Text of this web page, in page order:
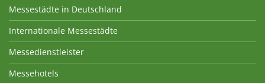
Messestädte in Deutschland
Internationale Messestädte
Messedienstleister
Messehotels